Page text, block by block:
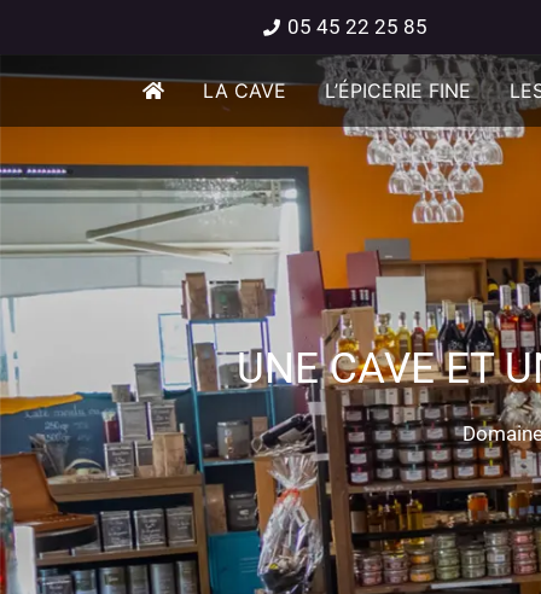
05 45 22 25 85
LA CAVE L’ÉPICERIE FINE
UNE CAVE ET